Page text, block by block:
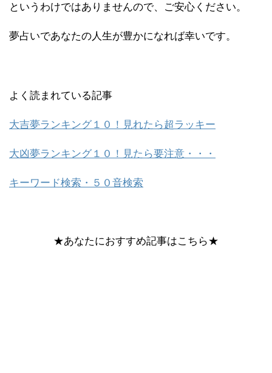
というわけではありませんので、ご安心ください。
夢占いであなたの人生が豊かになれば幸いです。
よく読まれている記事
大吉夢ランキング１０！見れたら超ラッキー
大凶夢ランキング１０！見たら要注意・・・
キーワード検索・５０音検索
★あなたにおすすめ記事はこちら★